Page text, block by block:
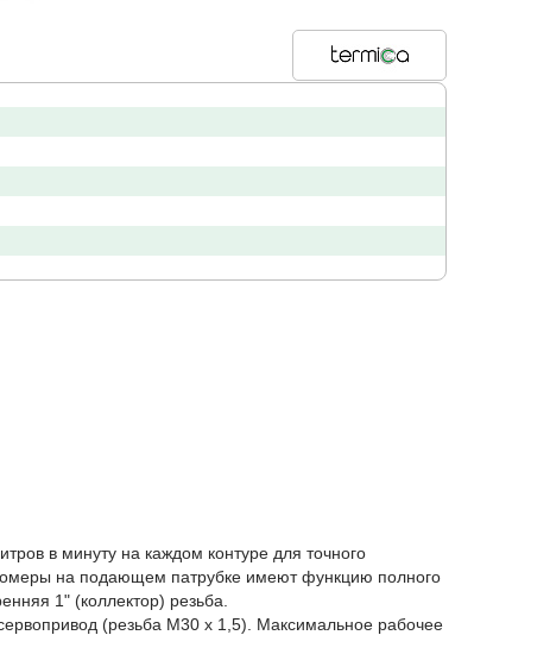
в минуту на каждом контуре для точного
на подающем патрубке имеют функцию полного
1" (коллектор) резьба.
(резьба М30 х 1,5). Максимальное рабочее